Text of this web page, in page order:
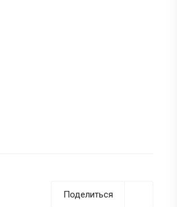
Поделиться